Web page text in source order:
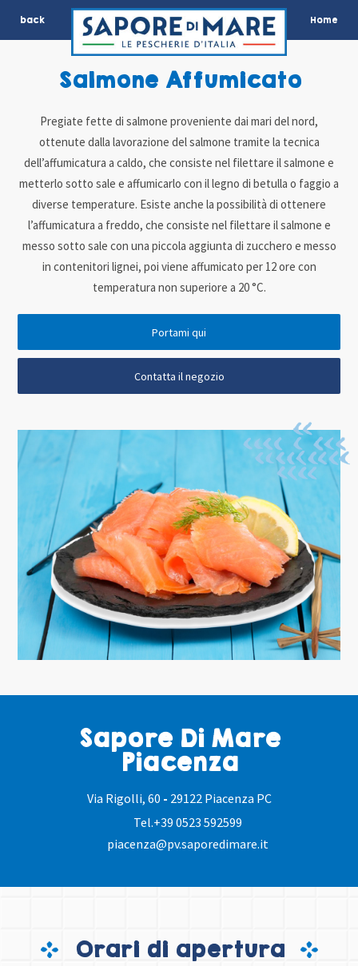
back Home
Sapore Di Mare
Piacenza
Via Rigolli, 60 - 29122 Piacenza PC
Tel.+39 0523 592599
piacenza@pv.saporedimare.it
Salmone Affumicato
Pregiate fette di salmone proveniente dai mari del nord,
ottenute dalla lavorazione del salmone tramite la tecnica
dell’affumicatura a caldo, che consiste nel filettare il salmone e
metterlo sotto sale e affumicarlo con il legno di betulla o faggio a
diverse temperature. Esiste anche la possibilità di ottenere
l’affumicatura a freddo, che consiste nel filettare il salmone e
messo sotto sale con una piccola aggiunta di zucchero e messo
in contenitori lignei, poi viene affumicato per 12 ore con
temperatura non superiore a 20 °C.
Portami qui
Contatta il negozio
Orari di apertura